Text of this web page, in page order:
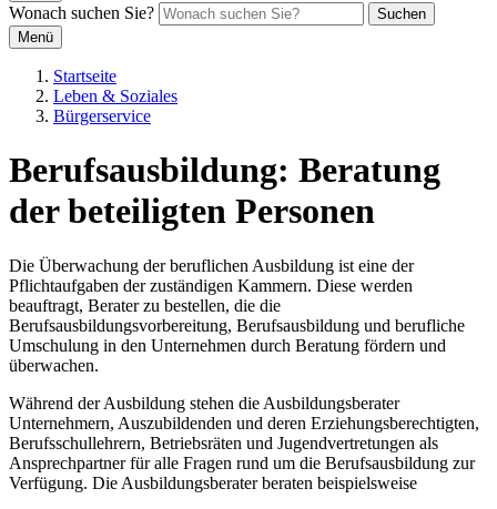
Wonach suchen Sie?
Suchen
Menü
Startseite
Leben & Soziales
Bürgerservice
Berufsausbildung: Beratung
der beteiligten Personen
Die Überwachung der beruflichen Ausbildung ist eine der
Pflichtaufgaben der zuständigen Kammern. Diese werden
beauftragt, Berater zu bestellen, die die
Berufsausbildungsvorbereitung, Berufsausbildung und berufliche
Umschulung in den Unternehmen durch Beratung fördern und
überwachen.
Während der Ausbildung stehen die Ausbildungsberater
Unternehmern, Auszubildenden und deren Erziehungsberechtigten,
Berufsschullehrern, Betriebsräten und Jugendvertretungen als
Ansprechpartner für alle Fragen rund um die Berufsausbildung zur
Verfügung. Die Ausbildungsberater beraten beispielsweise